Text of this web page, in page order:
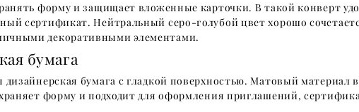
форму и защищает вложенные карточки. В такой конверт
сертификат. Нейтральный серо-голубой цвет хорошо
декоративными элементами.
бумага
бумага с гладкой поверхностью. Матовый материал
форму и подходит для оформления приглашений,